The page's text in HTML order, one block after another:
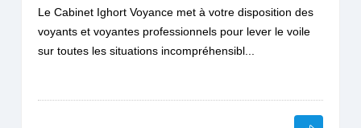
Le Cabinet Ighort Voyance met à votre disposition des
voyants et voyantes professionnels pour lever le voile
sur toutes les situations incompréhensibl...